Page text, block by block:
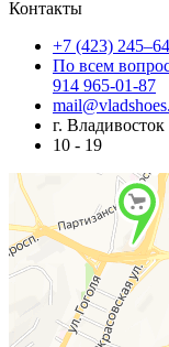
Контакты
+7 (423)
По всем
914 965-01-87
г. Владивосток
10 - 19